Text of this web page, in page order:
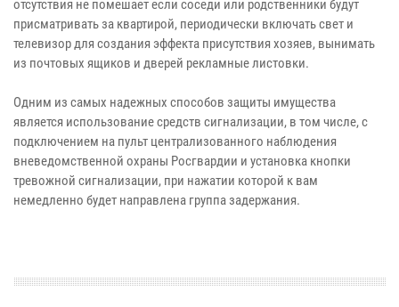
отсутствия не помешает если соседи или родственники будут
присматривать за квартирой, периодически включать свет и
телевизор для создания эффекта присутствия хозяев, вынимать
из почтовых ящиков и дверей рекламные листовки.
Одним из самых надежных способов защиты имущества
является использование средств сигнализации, в том числе, с
подключением на пульт централизованного наблюдения
вневедомственной охраны Росгвардии и установка кнопки
тревожной сигнализации, при нажатии которой к вам
немедленно будет направлена группа задержания.